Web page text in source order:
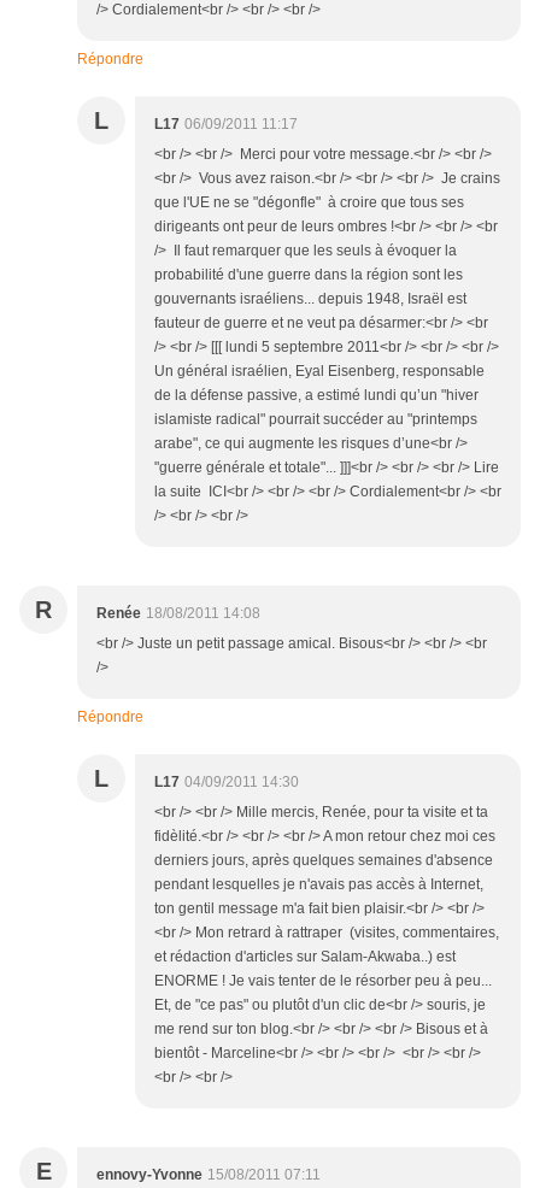
/> Cordialement<br /> <br /> <br />
Répondre
L L17 06/09/2011 11:17
<br /> <br /> Merci pour votre message.<br /> <br />
<br /> Vous avez raison.<br /> <br /> <br /> Je crains
que l'UE ne se "dégonfle" à croire que tous ses
dirigeants ont peur de leurs ombres !<br /> <br /> <br
/> Il faut remarquer que les seuls à évoquer la
probabilité d'une guerre dans la région sont les
gouvernants israéliens... depuis 1948, Israël est
fauteur de guerre et ne veut pa désarmer:<br /> <br
/> <br /> [[[ lundi 5 septembre 2011<br /> <br /> <br />
Un général israélien, Eyal Eisenberg, responsable
de la défense passive, a estimé lundi qu’un "hiver
islamiste radical" pourrait succéder au "printemps
arabe", ce qui augmente les risques d’une<br />
"guerre générale et totale"... ]]]<br /> <br /> <br /> Lire
la suite ICI<br /> <br /> <br /> Cordialement<br /> <br
/> <br /> <br />
R Renée 18/08/2011 14:08
<br /> Juste un petit passage amical. Bisous<br /> <br /> <br
/>
Répondre
L L17 04/09/2011 14:30
<br /> <br /> Mille mercis, Renée, pour ta visite et ta
fidèlité.<br /> <br /> <br /> A mon retour chez moi ces
derniers jours, après quelques semaines d'absence
pendant lesquelles je n'avais pas accès à Internet,
ton gentil message m'a fait bien plaisir.<br /> <br />
<br /> Mon retrard à rattraper (visites, commentaires,
et rédaction d'articles sur Salam-Akwaba..) est
ENORME ! Je vais tenter de le résorber peu à peu...
Et, de "ce pas" ou plutôt d'un clic de<br /> souris, je
me rend sur ton blog.<br /> <br /> <br /> Bisous et à
bientôt - Marceline<br /> <br /> <br /> <br /> <br />
<br /> <br />
E ennovy-Yvonne 15/08/2011 07:11